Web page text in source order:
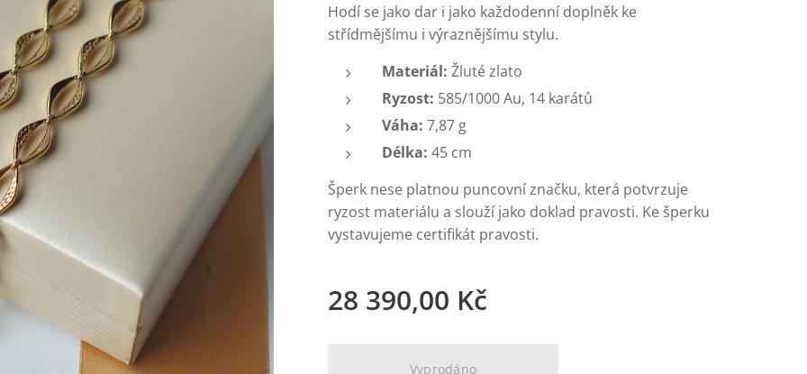
Hodí se jako dar i jako každodenní doplněk ke
střídmějšímu i výraznějšímu stylu.
Materiál: Žluté zlato
Ryzost: 585/1000 Au, 14 karátů
Váha: 7,87 g
Délka: 45 cm
Šperk nese platnou puncovní značku, která potvrzuje
ryzost materiálu a slouží jako doklad pravosti. Ke šperku
vystavujeme certifikát pravosti.
28 390,00 Kč
Vyprodáno